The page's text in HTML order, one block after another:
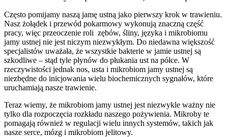
Często pomijamy naszą jamę ustną jako pierwszy krok w trawieniu.
Nasz żołądek i przewód pokarmowy wykonują znaczną część
pracy, więc przeoczenie roli zębów, śliny, języka i mikrobiomu
jamy ustnej nie jest niczym niezwykłym. Do niedawna większość
specjalistów uważała, że wszystkie bakterie w jamie ustnej są
szkodliwe – stąd tyle płynów do płukania ust na półce. W
rzeczywistości jednak nos, usta i mikrobiom jamy ustnej są
niezbędne do inicjowania wielu biochemicznych sygnałów, które
uruchamiają nasze trawienie.
Teraz wiemy, że mikrobiom jamy ustnej jest niezwykle ważny nie
tylko dla rozpoczęcia rozkładu naszego pożywienia. Mikroby te
pomagają również w regulacji wielu innych systemów, takich jak
nasze serce, mózg i mikrobiom jelitowy.